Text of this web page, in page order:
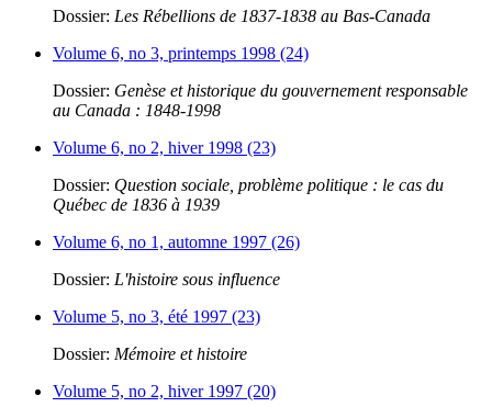
Dossier: Les Rébellions de 1837-1838 au Bas-Canada
Volume 6, no 3, printemps 1998 (24)
Dossier: Genèse et historique du gouvernement responsable
au Canada : 1848-1998
Volume 6, no 2, hiver 1998 (23)
Dossier: Question sociale, problème politique : le cas du
Québec de 1836 à 1939
Volume 6, no 1, automne 1997 (26)
Dossier: L'histoire sous influence
Volume 5, no 3, été 1997 (23)
Dossier: Mémoire et histoire
Volume 5, no 2, hiver 1997 (20)